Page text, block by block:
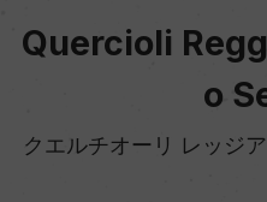
Quercioli
o
クエルチオーリ レッジ